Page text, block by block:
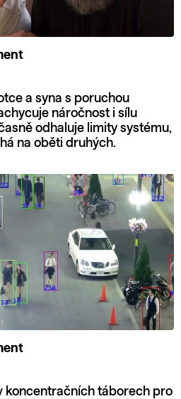
a syna s poruchou
náročnost i sílu
odhaluje limity systému,
na oběti druhých.
koncentračních táborech pro